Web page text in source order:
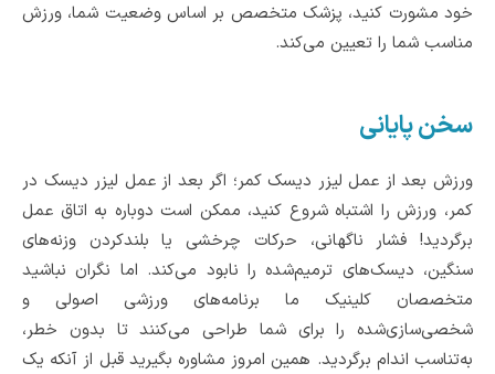
خود مشورت کنید، پزشک متخصص بر اساس وضعیت شما، ورزش
مناسب شما را تعیین می‌کند.
سخن پایانی
ورزش بعد از عمل لیزر دیسک کمر؛ اگر بعد از عمل لیزر دیسک در
کمر، ورزش را اشتباه شروع کنید، ممکن است دوباره به اتاق عمل
برگردید! فشار ناگهانی، حرکات چرخشی یا بلندکردن وزنه‌های
سنگین، دیسک‌های ترمیم‌شده را نابود می‌کند. اما نگران نباشید
متخصصان کلینیک ما برنامه‌های ورزشی اصولی و
شخصی‌سازی‌شده را برای شما طراحی می‌کنند تا بدون خطر،
به‌تناسب اندام برگردید. همین امروز مشاوره بگیرید قبل از آنکه یک